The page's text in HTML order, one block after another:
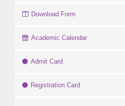
Download Form
Academic Calendar
Admit Card
Registration Card